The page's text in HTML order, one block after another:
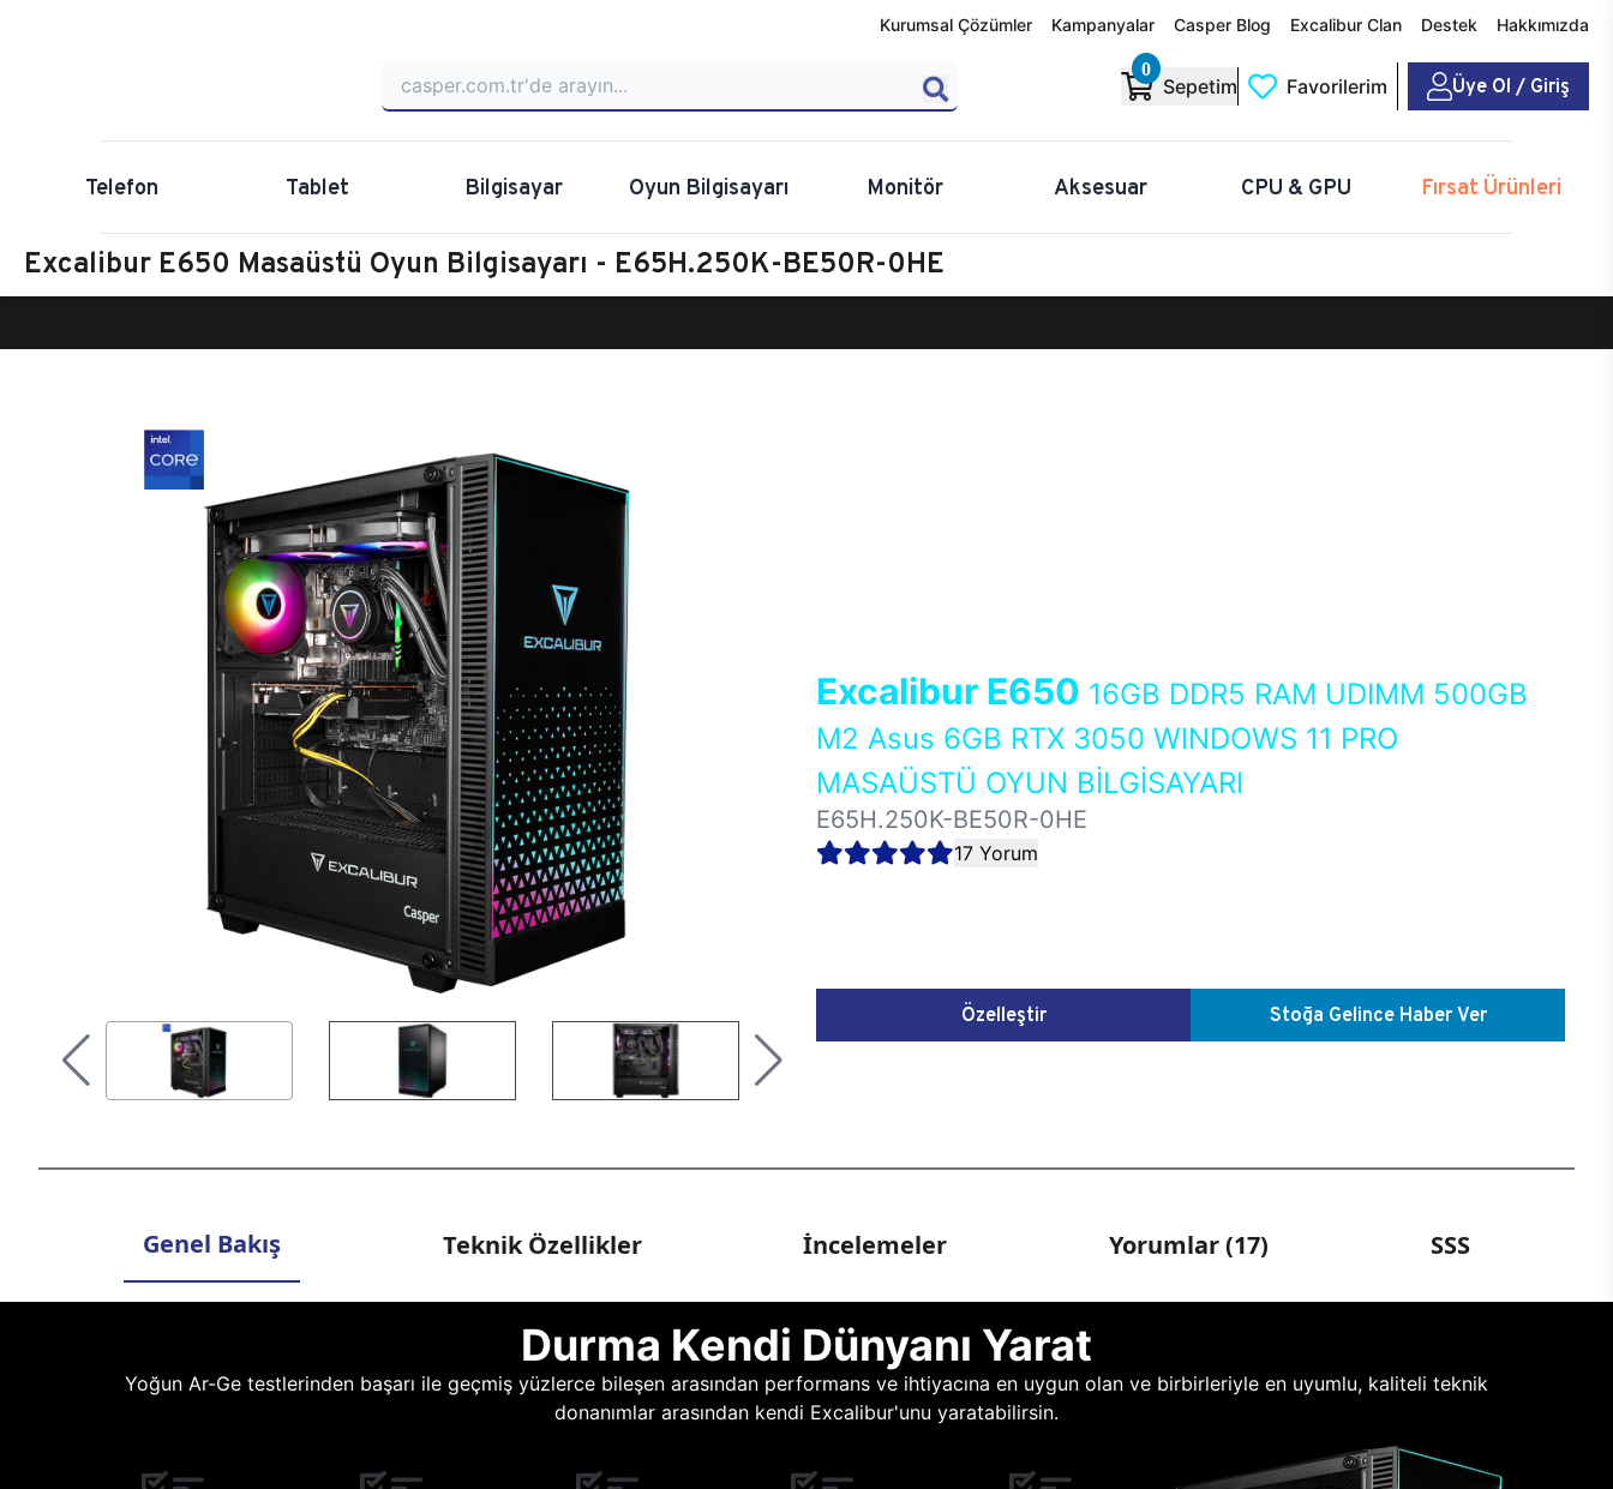
Kurumsal Çözümler Kampanyalar Casper Blog Excalibur Clan Destek Hakkımızda
0
Sepetim Favorilerim Üye Ol / Giriş
Telefon Tablet Bilgisayar Oyun Bilgisayarı Monitör Aksesuar CPU & GPU Fırsat Ürünleri
Excalibur E650 Masaüstü Oyun Bilgisayarı - E65H.250K-BE50R-0HE
Excalibur E650 16GB DDR5 RAM UDIMM 500GB
M2 Asus 6GB RTX 3050 WINDOWS 11 PRO
MASAÜSTÜ OYUN BİLGİSAYARI
E65H.250K-BE50R-0HE
17 Yorum
Özelleştir Stoğa Gelince Haber Ver
Genel Bakış Teknik Özellikler İncelemeler Yorumlar (17) SSS
Durma Kendi Dünyanı Yarat
Yoğun Ar-Ge testlerinden başarı ile geçmiş yüzlerce bileşen arasından performans ve ihtiyacına en uygun olan ve birbirleriyle en uyumlu, kaliteli teknik
donanımlar arasından kendi Excalibur'unu yaratabilirsin.